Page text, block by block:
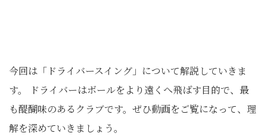
今回は「ドライバースイング」について解説していきま
す。 ドライバーはボールをより遠くへ飛ばす目的で、最
も醍醐味のあるクラブです。ぜひ動画をご覧になって、理
解を深めていきましょう。